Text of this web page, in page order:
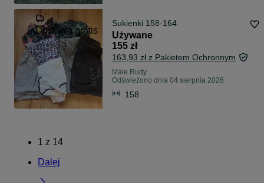
Dostawa gratis
Sukienki 158-164
Używane
155 zł
163,93 zł z Pakietem Ochronnym
Małe Rudy
Odświeżono dnia 04 sierpnia 2026
158
1 z 14
Dalej